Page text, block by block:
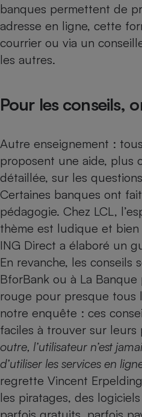
banques permettent de
adresse en ligne, cette
courrier ou via un
les autres.
Pour les conseils,
Autre enseignement :
proposent une aide, plus
détaillée, sur les
Certaines banques ont
pédagogie. Chez LCL,
thème est ludique et bien
ING Direct a élaboré un
En revanche, les conseils
BforBank ou à La
rouge pour presque tous
notre enquête : ces
faciles à trouver sur leurs
outre, l’utilisateur n’est
d’utiliser les services en
regrette Vincent
les piratages, des